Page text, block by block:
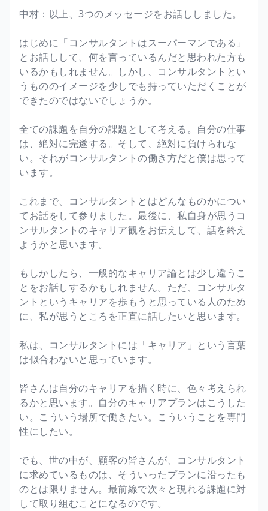
中村：以上、3つのメッセージをお話ししました。
はじめに「コンサルタントはスーパーマンである」
とお話しして、何を言っているんだと思われた方も
いるかもしれません。しかし、コンサルタントとい
うもののイメージを少しでも持っていただくことが
できたのではないでしょうか。
全ての課題を自分の課題として考える。自分の仕事
は、絶対に完遂する。そして、絶対に負けられな
い。それがコンサルタントの働き方だと僕は思って
います。
これまで、コンサルタントとはどんなものかについ
てお話をして参りました。最後に、私自身が思うコ
ンサルタントのキャリア観をお伝えして、話を終え
ようかと思います。
もしかしたら、一般的なキャリア論とは少し違うこ
とをお話しするかもしれません。ただ、コンサルタ
ントというキャリアを歩もうと思っている人のため
に、私が思うところを正直に話したいと思います。
私は、コンサルタントには「キャリア」という言葉
は似合わないと思っています。
皆さんは自分のキャリアを描く時に、色々考えられ
るかと思います。自分のキャリアプランはこうした
い。こういう場所で働きたい。こういうことを専門
性にしたい。
でも、世の中が、顧客の皆さんが、コンサルタント
に求めているものは、そういったプランに沿ったも
のとは限りません。最前線で次々と現れる課題に対
して取り組むことになるのです。